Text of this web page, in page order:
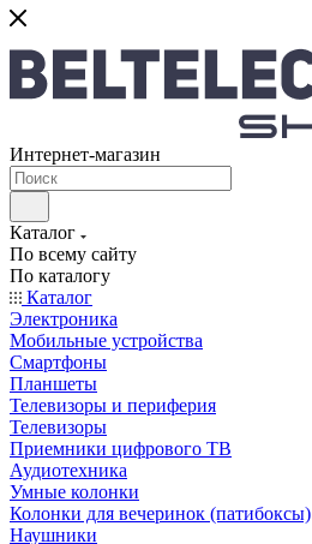
Интернет-магазин
Каталог
По всему сайту
По каталогу
Каталог
Электроника
Мобильные устройства
Смартфоны
Планшеты
Телевизоры и периферия
Телевизоры
Приемники цифрового ТВ
Аудиотехника
Умные колонки
Колонки для вечеринок (патибоксы)
Наушники